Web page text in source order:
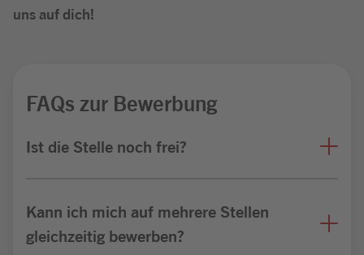
uns auf dich!
FAQs zur Bewerbung
Ist die Stelle noch frei?
Kann ich mich auf mehrere Stellen
gleichzeitig bewerben?